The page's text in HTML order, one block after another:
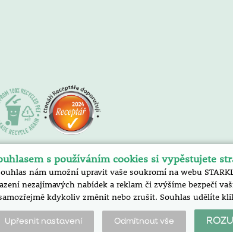
s používáním cookies si vypěstujete
nám umožní upravit vaše soukromí na webu
nezajímavých nabídek a reklam či zvýšíme bezpečí
kdykoliv změnit nebo zrušit. Souhlas udělíte
Upřesnit nastavení Odmítnout vše